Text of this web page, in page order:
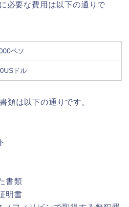
必要な費用は以下の通りで
ペソ
ドル
類は以下の通りです。
書類
明書